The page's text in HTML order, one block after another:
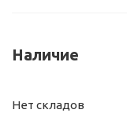
Наличие
Нет складов